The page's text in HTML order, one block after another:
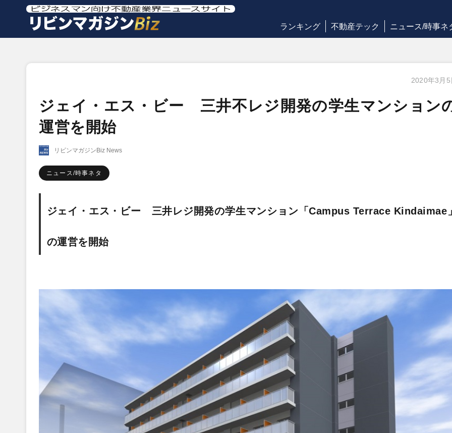
ランキング 不動産テック ニュース/時事ネ
2020年3月5
ジェイ・エス・ビー 三井不レジ開発の学生マンション
運営を開始
リビンマガジンBiz News
ニュース/時事ネタ
ジェイ・エス・ビー 三井レジ開発の学生マンション「Campus Terrace Kindaimae
の運営を開始